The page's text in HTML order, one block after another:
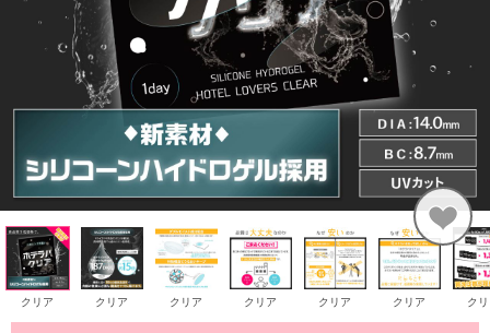
クリア クリア クリア クリア クリア クリア ク